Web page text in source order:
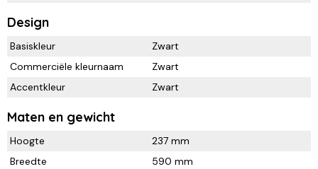
Design
Basiskleur
Zwart
Commerciële kleurnaam
Zwart
Accentkleur
Zwart
Maten en gewicht
Hoogte
237 mm
Breedte
590 mm